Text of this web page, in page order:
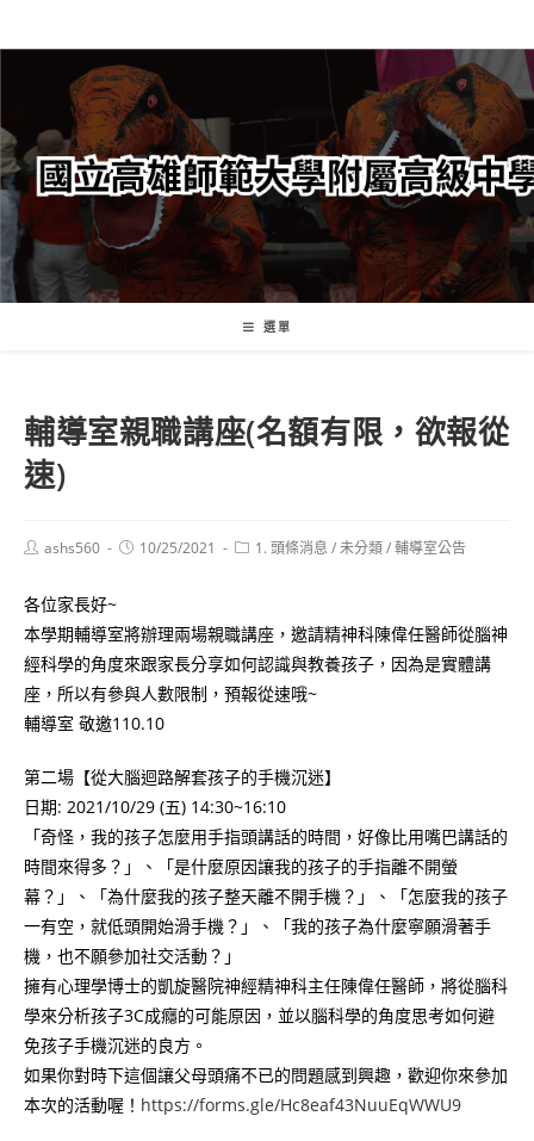
轉
要
內
容
選單
輔導室親職講座(名額有限，欲報從
速)
Postashs560
Post10/25/2021
Post1. 頭條消息 /未分類/輔導室公告
各位家長好~
本學期輔導室將辦理兩場親職講座，邀請精神科陳偉任醫師從腦神
經科學的角度來跟家長分享如何認識與教養孩子，因為是實體講
座，所以有參與人數限制，預報從速哦~
輔導室 敬邀110.10
第二場【從大腦迴路解套孩子的手機沉迷】
日期: 2021/10/29 (五) 14:30~16:10
「奇怪，我的孩子怎麼用手指頭講話的時間，好像比用嘴巴講話的
時間來得多？」、「是什麼原因讓我的孩子的手指離不開螢
幕？」、「為什麼我的孩子整天離不開手機？」、「怎麼我的孩子
一有空，就低頭開始滑手機？」、「我的孩子為什麼寧願滑著手
機，也不願參加社交活動？」
擁有心理學博士的凱旋醫院神經精神科主任陳偉任醫師，將從腦科
學來分析孩子3C成癮的可能原因，並以腦科學的角度思考如何避
免孩子手機沉迷的良方。
如果你對時下這個讓父母頭痛不已的問題感到興趣，歡迎你來參加
本次的活動喔！ https://forms.gle/Hc8eaf43NuuEqWWU9